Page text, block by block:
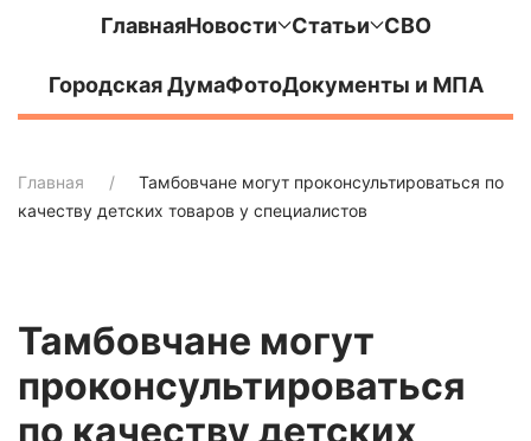
ГлавнаяНовости Статьи СВО
Городская ДумаФотоДокументы и МПА
Главная
Тамбовчане могут проконсультироваться по
качеству детских товаров у специалистов
Тамбовчане могут
проконсультироваться
по качеству детских